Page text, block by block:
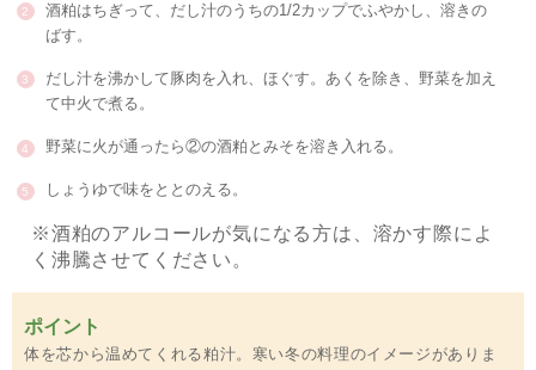
酒粕はちぎって、だし汁のうちの1/2カップでふやかし、溶きの
ばす。
だし汁を沸かして豚肉を入れ、ほぐす。あくを除き、野菜を加え
て中火で煮る。
野菜に火が通ったら②の酒粕とみそを溶き入れる。
しょうゆで味をととのえる。
※酒粕のアルコールが気になる方は、溶かす際によ
く沸騰させてください。
ポイント
体を芯から温めてくれる粕汁。寒い冬の料理のイメージがありま